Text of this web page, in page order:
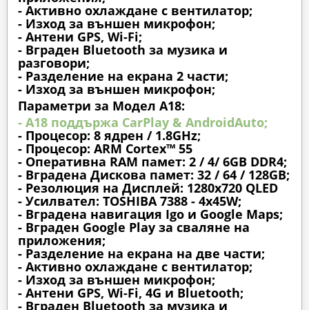
- Активно охлаждане с вентилатор;
- Изход за външен микрофон;
- Антени GPS, Wi-Fi;
- Вграден Bluetooth за музика и
разговори;
- Разделение на екрана 2 части;
- Изход за външен микрофон;
Параметри за Модел A18:
- A18 поддържа CarPlay & AndroidAuto;
- Процесор: 8 ядрен / 1.8GHz;
- Процесор: ARM Cortex™ 55
- Оперативна RAM памет: 2 / 4/ 6GB DDR4;
- Вградена Дискова памет: 32 / 64 / 128GB;
- Резолюция на Дисплей: 1280х720 QLED
- Усилвател: TOSHIBA 7388 - 4x45W;
- Вградена навигация Igo и Google Maps;
- Вграден Google Play за сваляне на
приложения;
- Разделение на екрана на две части;
- Активно охлаждане с вентилатор;
- Изход за външен микрофон;
- Антени GPS, Wi-Fi, 4G и Bluetooth;
- Вграден Bluetooth за музика и